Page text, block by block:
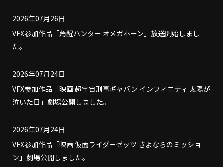
2026年07月26日
VFX参加作品「角醒ハンター オメガホーン」放送開始しまし
た。
2026年07月24日
VFX参加作品「映画 超宇宙刑事ギャバン インフィニティ 太陽が
泣いた日」劇場公開しました。
2026年07月24日
VFX参加作品「映画 仮面ライダーゼッツ さよならのミッショ
ン」劇場公開しました。